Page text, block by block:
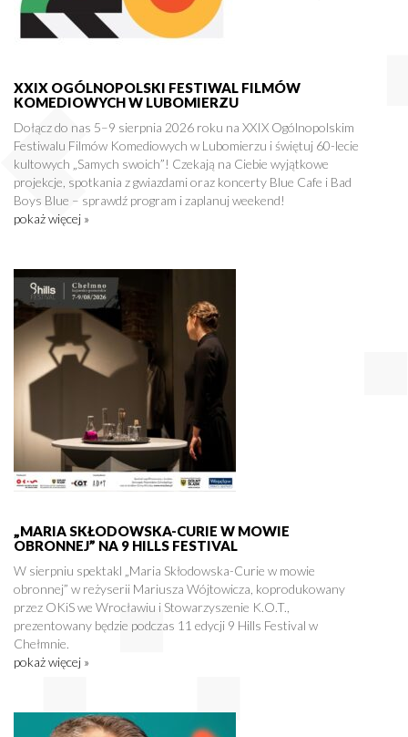
XXIX OGÓLNOPOLSKI FESTIWAL FILMÓW
KOMEDIOWYCH W LUBOMIERZU
Dołącz do nas 5–9 sierpnia 2026 roku na XXIX Ogólnopolskim
Festiwalu Filmów Komediowych w Lubomierzu i świętuj 60-lecie
kultowych „Samych swoich”! Czekają na Ciebie wyjątkowe
projekcje, spotkania z gwiazdami oraz koncerty Blue Cafe i Bad
Boys Blue – sprawdź program i zaplanuj weekend!
pokaż więcej »
„MARIA SKŁODOWSKA-CURIE W MOWIE
OBRONNEJ” NA 9 HILLS FESTIVAL
W sierpniu spektakl „Maria Skłodowska-Curie w mowie
obronnej” w reżyserii Mariusza Wójtowicza, koprodukowany
przez OKiS we Wrocławiu i Stowarzyszenie K.O.T.,
prezentowany będzie podczas 11 edycji 9 Hills Festival w
Chełmnie.
pokaż więcej »